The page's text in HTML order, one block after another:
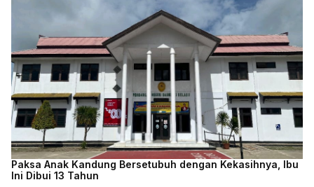
Paksa Anak Kandung Bersetubuh dengan Kekasihnya, Ibu
Ini Dibui 13 Tahun